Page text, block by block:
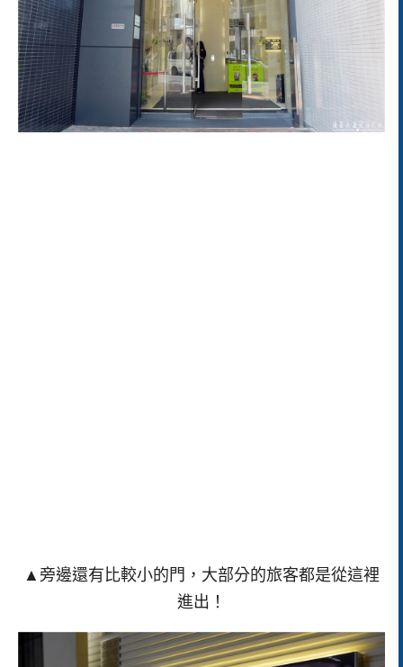
▲旁邊還有比較小的門，大部分的旅客都是從這裡
進出！